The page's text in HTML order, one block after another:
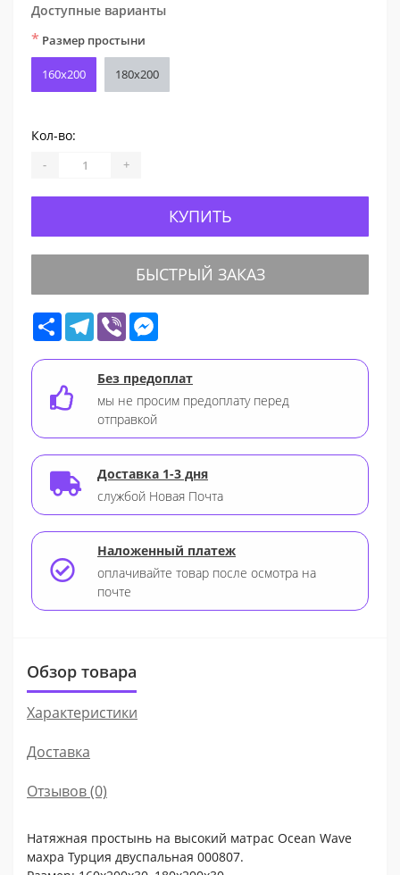
Доступные варианты
* Размер простыни
160х200 180х200
Кол-во:
- +
КУПИТЬ
БЫСТРЫЙ ЗАКАЗ
Share Telegram
Viber
Без предоплат
мы не просим предоплату перед
отправкой
Доставка 1-3 дня
службой Новая Почта
Наложенный платеж
оплачивайте товар после осмотра на
почте
Обзор товара
Характеристики
Доставка
Отзывов (0)
Натяжная простынь на высокий матрас Ocean Wave
махра Турция двуспальная 000807.